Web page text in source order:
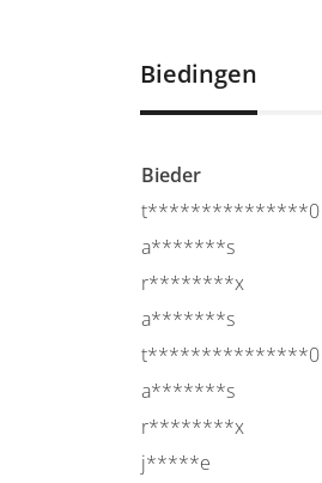
Biedingen
Bieder
t***************0
a*******s
r********x
a*******s
t***************0
a*******s
r********x
j*****e